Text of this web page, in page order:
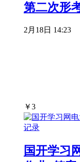
第二次形
2月18日 14:23
￥3
国开学习